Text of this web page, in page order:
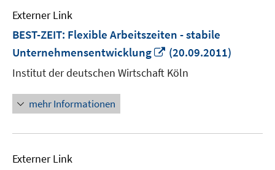
Externer Link
BEST-ZEIT: Flexible Arbeitszeiten - stabile
Unternehmensentwicklung
In
neuem
Fenster
(20.09.2011)
Institut der deutschen Wirtschaft Köln
mehr Informationen
Externer Link